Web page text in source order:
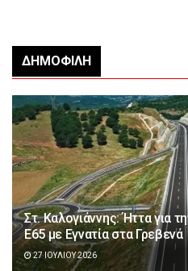
ΔΗΜΟΦΙΛΉ
Στ. Καλογιάννης: Ήττα για
Ε65 με Εγνατία στα Γρεβενά
27 ΙΟΥΛΊΟΥ 2026